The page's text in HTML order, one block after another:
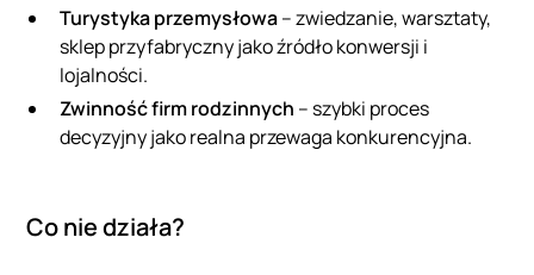
Turystyka przemysłowa– zwiedzanie, warsztaty,
sklep przyfabryczny jako źródło konwersji i
lojalności.
Zwinność firm rodzinnych – szybki proces
decyzyjny jako realna przewaga konkurencyjna.
Co nie działa?